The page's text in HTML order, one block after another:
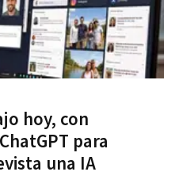
hoy, con
para
una IA